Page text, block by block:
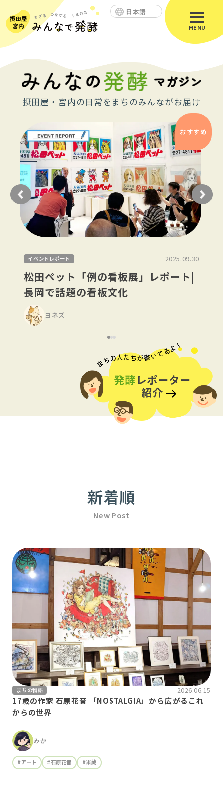
日本語
MENU
摂田屋・宮内の日常をまちのみんながお届け
松田ペット「例の看板展」レポート|
長岡で話題の看板文化
イベントレポート 2025.09.30
ヨネズ
新着順
New Post
17歳の作家 石原花音 「NOSTALGIA」から広がるこれ
からの世界
みか
まちの物語 2026.06.15
#アート #石原花音 #米蔵